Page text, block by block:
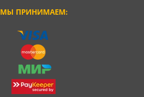
МЫ ПРИНИМАЕМ: